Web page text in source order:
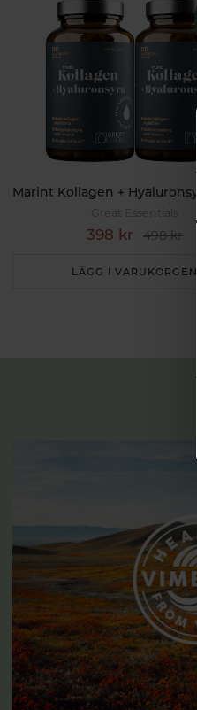
Great Essentials
398 kr 498 kr
LÄGG I VARUKORGEN